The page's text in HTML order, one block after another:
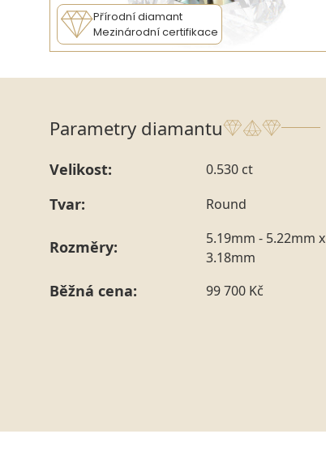
Přírodní diamant
Mezinárodní certifikace
Parametry diamantu
Velikost: 0.530 ct
Tvar: Round
Rozměry:
5.19mm - 5.22mm x
3.18mm
Běžná cena: 99 700 Kč